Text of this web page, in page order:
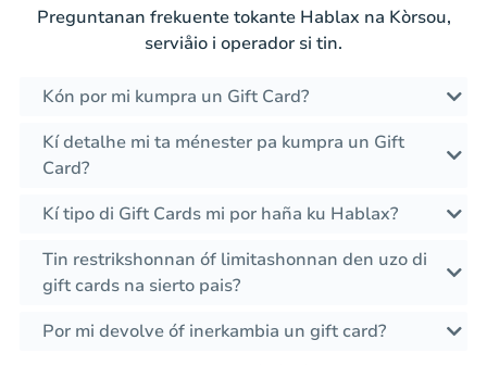
Preguntanan frekuente tokante Hablax na Kòrsou,
serviåio i operador si tin.
Kón por mi kumpra un Gift Card?
Kí detalhe mi ta ménester pa kumpra un Gift
Card?
Kí tipo di Gift Cards mi por haña ku Hablax?
Tin restrikshonnan óf limitashonnan den uzo di
gift cards na sierto pais?
Por mi devolve óf inerkambia un gift card?